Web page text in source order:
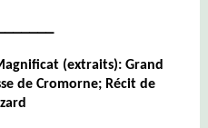
(extraits): Grand
de Cromorne; Récit de